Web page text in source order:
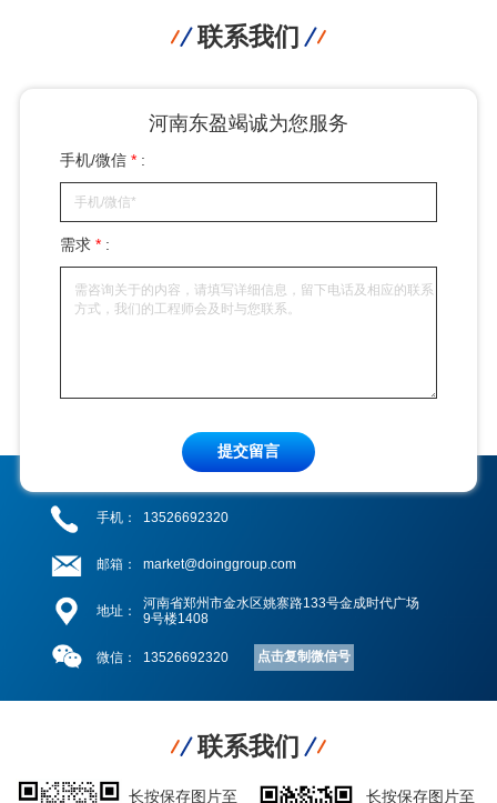
联系我们
河南东盈竭诚为您服务
手机/微信* :
需求* :
提交留言
手机： 13526692320
邮箱： market@doinggroup.com
地址：
河南省郑州市金水区姚寨路133号金成时代广场
9号楼1408
微信： 13526692320 点击复制微信号
联系我们
长按保存图片至 长按保存图片至